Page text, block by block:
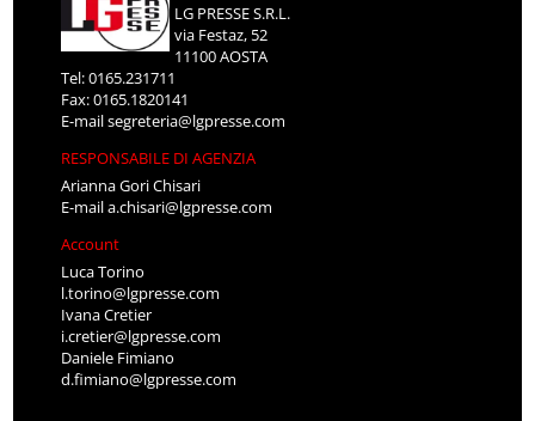
LG PRESSE S.R.L.
via Festaz, 52
11100 AOSTA
Tel: 0165.231711
Fax: 0165.1820141
E-mailsegreteria@lgpresse.com
RESPONSABILE DI AGENZIA
Arianna Gori Chisari
E-maila.chisari@lgpresse.com
Account
Luca Torino
l.torino@lgpresse.com
Ivana Cretier
i.cretier@lgpresse.com
Daniele Fimiano
d.fimiano@lgpresse.com